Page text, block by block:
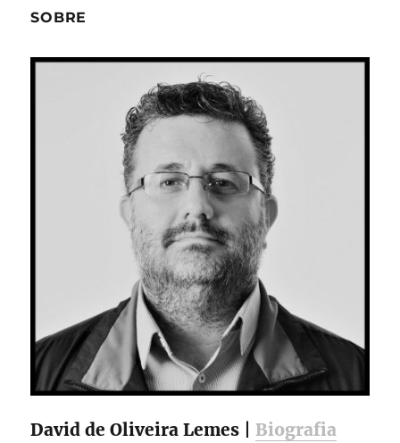
SOBRE
David de Oliveira Lemes | Biografia